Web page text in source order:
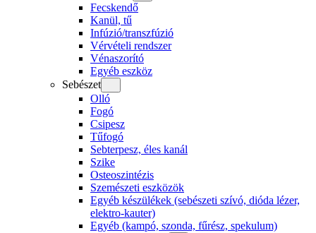
Fecskendő
Kanül, tű
Infúzió/transzfúzió
Vérvételi rendszer
Vénaszorító
Egyéb eszköz
Sebészet
Olló
Fogó
Csipesz
Tűfogó
Sebterpesz, éles kanál
Szike
Osteoszintézis
Szemészeti eszközök
Egyéb készülékek (sebészeti szívó, dióda lézer,
elektro-kauter)
Egyéb (kampó, szonda, fűrész, spekulum)